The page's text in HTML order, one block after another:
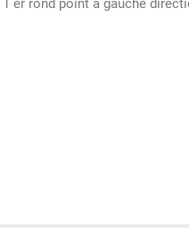
er rond point à gauche